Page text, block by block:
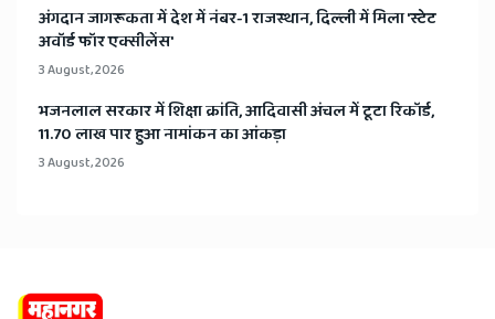
अंगदान जागरूकता में देश में नंबर-1 राजस्थान, दिल्ली में मिला 'स्टेट
अवॉर्ड फॉर एक्सीलेंस'
3 August, 2026
भजनलाल सरकार में शिक्षा क्रांति, आदिवासी अंचल में टूटा रिकॉर्ड,
11.70 लाख पार हुआ नामांकन का आंकड़ा
3 August, 2026